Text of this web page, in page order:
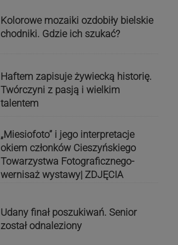
Kolorowe mozaiki ozdobiły bielskie
chodniki. Gdzie ich szukać?
Haftem zapisuje żywiecką historię.
Twórczyni z pasją i wielkim
talentem
„Miesiofoto” i jego interpretacje
okiem członków Cieszyńskiego
Towarzystwa Fotograficznego-
wernisaż wystawy| ZDJĘCIA
Udany finał poszukiwań. Senior
został odnaleziony